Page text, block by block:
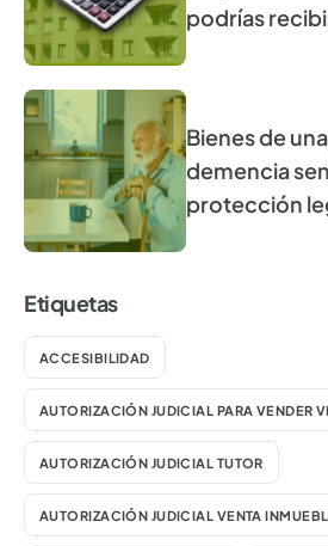
podrías
Bienes de
demencia
protección
Etiquetas
ACCESIBILIDAD
AUTORIZACIÓN JUDICIAL PARA VENDER
AUTORIZACIÓN JUDICIAL TUTOR
AUTORIZACIÓN JUDICIAL VENTA